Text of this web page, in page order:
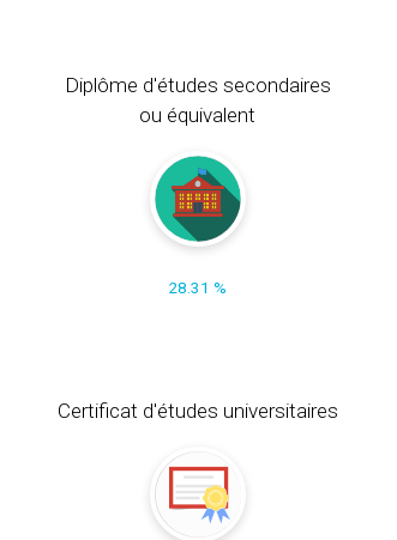
Diplôme d'études secondaires
ou équivalent
28.31 %
Certificat d'études universitaires